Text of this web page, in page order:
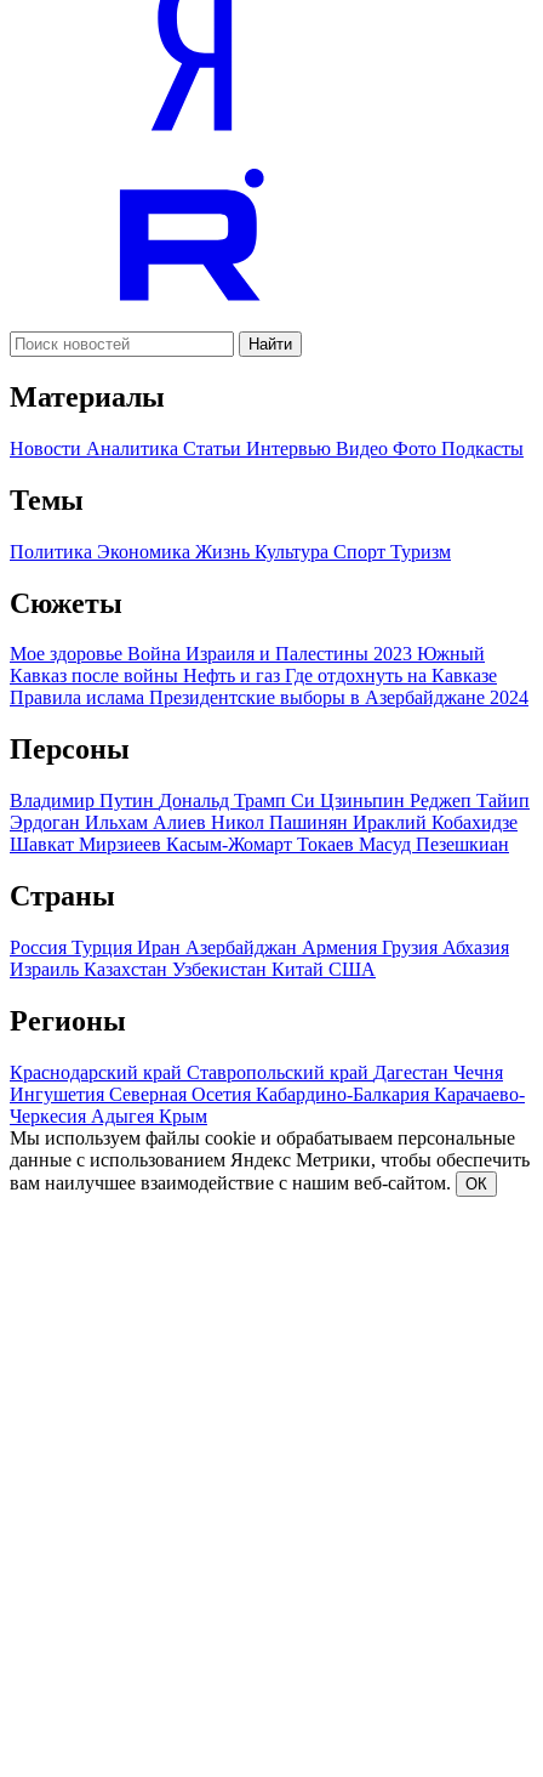
Найти
Материалы
Новости Аналитика Статьи Интервью Видео Фото Подкасты
Темы
Политика Экономика Жизнь Культура Спорт Туризм
Сюжеты
Мое здоровье Война Израиля и Палестины 2023 Южный
Кавказ после войны Нефть и газ Где отдохнуть на Кавказе
Правила ислама Президентские выборы в Азербайджане 2024
Персоны
Владимир Путин Дональд Трамп Си Цзиньпин Реджеп Тайип
Эрдоган Ильхам Алиев Никол Пашинян Ираклий Кобахидзе
Шавкат Мирзиеев Касым-Жомарт Токаев Масуд Пезешкиан
Страны
Россия Турция Иран Азербайджан Армения Грузия Абхазия
Израиль Казахстан Узбекистан Китай США
Регионы
Краснодарский край Ставропольский край Дагестан Чечня
Ингушетия Северная Осетия Кабардино-Балкария Карачаево-
Черкесия Адыгея Крым
Мы используем файлы cookie и обрабатываем персональные
данные с использованием Яндекс Метрики, чтобы обеспечить
вам наилучшее взаимодействие с нашим веб-сайтом.
ОК